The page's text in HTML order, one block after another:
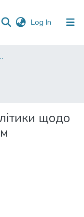
Log In (current)
фінансів
щодо